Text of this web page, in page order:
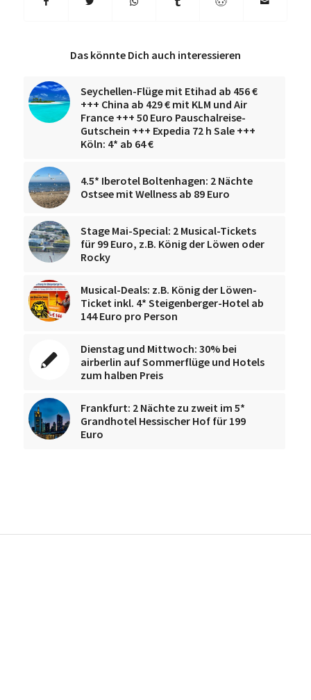
Das könnte Dich auch interessieren
Seychellen-Flüge mit Etihad ab 456 €
+++ China ab 429 € mit KLM und Air
France +++ 50 Euro Pauschalreise-
Gutschein +++ Expedia 72 h Sale +++
Köln: 4* ab 64 €
4.5* Iberotel Boltenhagen: 2 Nächte
Ostsee mit Wellness ab 89 Euro
Stage Mai-Special: 2 Musical-Tickets
für 99 Euro, z.B. König der Löwen oder
Rocky
Musical-Deals: z.B. König der Löwen-
Ticket inkl. 4* Steigenberger-Hotel ab
144 Euro pro Person
Dienstag und Mittwoch: 30% bei
airberlin auf Sommerflüge und Hotels
zum halben Preis
Frankfurt: 2 Nächte zu zweit im 5*
Grandhotel Hessischer Hof für 199
Euro